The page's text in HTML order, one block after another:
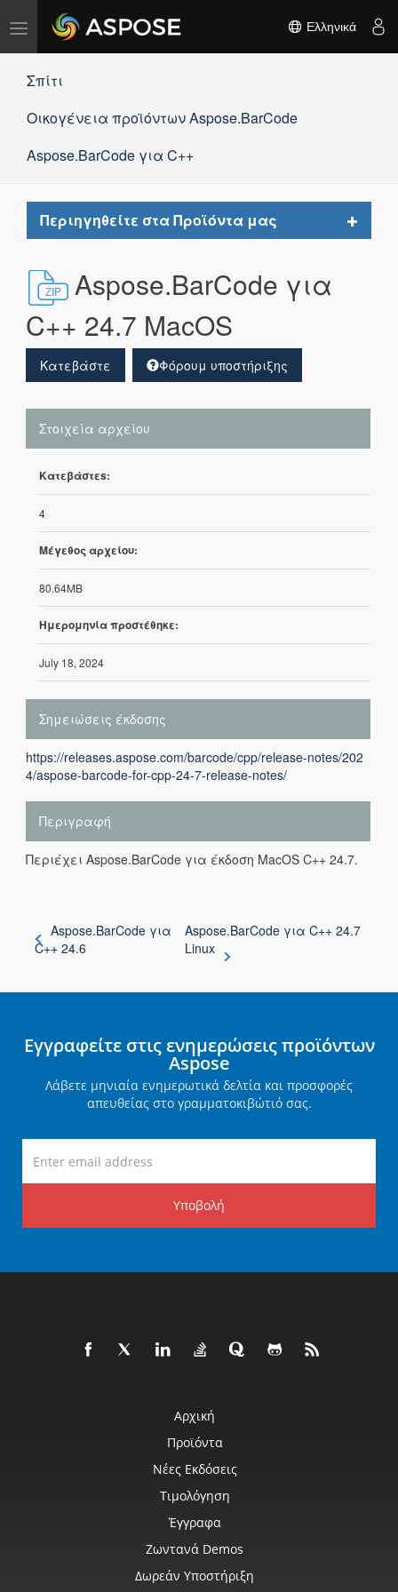
Εναλλαγή
πλοήγησης
Ελληνικά
Σπίτι
Οικογένεια προϊόντων Aspose.BarCode
Aspose.BarCode για C++
Περιηγηθείτε στα Προϊόντα μας
Toggle
Aspose.BarCode για
C++ 24.7 MacOS
Κατεβάστε Φόρουμ υποστήριξης
Στοιχεία αρχείου
Κατεβάστεs:
4
Μέγεθος αρχείου:
80.64MB
Ημερομηνία προστέθηκε:
July 18, 2024
Σημειώσεις έκδοσης
https://releases.aspose.com/barcode/cpp/release-notes/202
4/aspose-barcode-for-cpp-24-7-release-notes/
Περιγραφή
Περιέχει Aspose.BarCode για έκδοση MacOS C++ 24.7.
Aspose.BarCode για
C++ 24.6
Aspose.BarCode για C++ 24.7
Linux
Εγγραφείτε στις ενημερώσεις προϊόντων
Aspose
Λάβετε μηνιαία ενημερωτικά δελτία και προσφορές
απευθείας στο γραμματοκιβώτιό σας.
Υποβολή
Αρχική
Προϊόντα
Νέες Εκδόσεις
Τιμολόγηση
Έγγραφα
Ζωντανά Demos
Δωρεάν Υποστήριξη